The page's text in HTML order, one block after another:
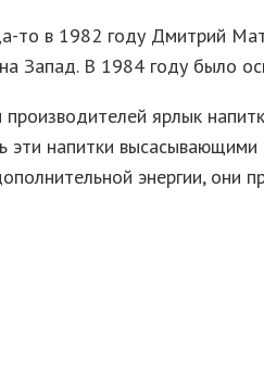
то в 1982 году Дмитрий
Запад. В 1984 году было
ярлык
напитки
энергии, они